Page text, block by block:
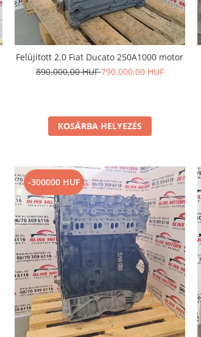
Felújított 2.0 Fiat Ducato 250A1000 motor
890.000,00 HUF790.000,00 HUF
KOSÁRBA HELYEZÉS
-300000 HUF